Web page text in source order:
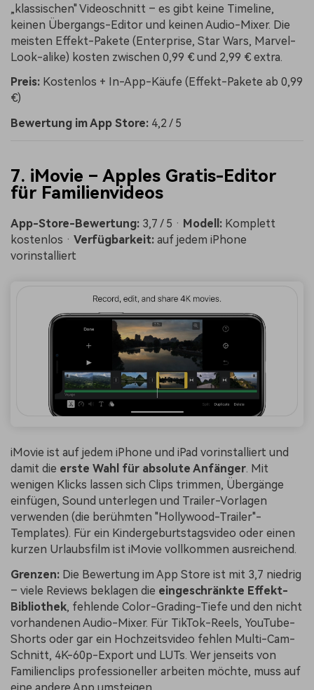
„klassischen" Videoschnitt – es gibt keine Timeline,
keinen Übergangs-Editor und keinen Audio-Mixer. Die
meisten Effekt-Pakete (Enterprise, Star Wars, Marvel-
Look-alike) kosten zwischen 0,99 € und 2,99 € extra.
Preis: Kostenlos + In-App-Käufe (Effekt-Pakete ab 0,99
€)
Bewertung im App Store: 4,2 / 5
7. iMovie – Apples Gratis-Editor
für Familienvideos
App-Store-Bewertung: 3,7 / 5 · Modell: Komplett
kostenlos · Verfügbarkeit: auf jedem iPhone
vorinstalliert
iMovie ist auf jedem iPhone und iPad vorinstalliert und
damit die erste Wahl für absolute Anfänger. Mit
wenigen Klicks lassen sich Clips trimmen, Übergänge
einfügen, Sound unterlegen und Trailer-Vorlagen
verwenden (die berühmten "Hollywood-Trailer"-
Templates). Für ein Kindergeburtstagsvideo oder einen
kurzen Urlaubsfilm ist iMovie vollkommen ausreichend.
Grenzen: Die Bewertung im App Store ist mit 3,7 niedrig
– viele Reviews beklagen die eingeschränkte Effekt-
Bibliothek, fehlende Color-Grading-Tiefe und den nicht
vorhandenen Audio-Mixer. Für TikTok-Reels, YouTube-
Shorts oder gar ein Hochzeitsvideo fehlen Multi-Cam-
Schnitt, 4K-60p-Export und LUTs. Wer jenseits von
Familienclips professioneller arbeiten möchte, muss auf